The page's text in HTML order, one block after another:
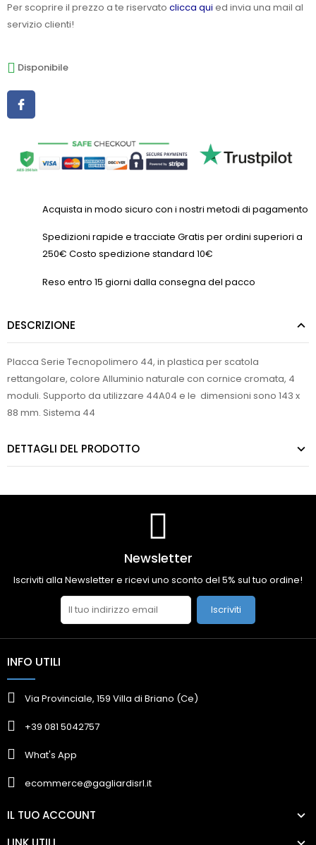
Per scoprire il prezzo a te riservato clicca qui ed invia una mail al
servizio clienti!
Disponibile
Acquista in modo sicuro con i nostri metodi di pagamento
Spedizioni rapide e tracciate Gratis per ordini superiori a
250€ Costo spedizione standard 10€
Reso entro 15 giorni dalla consegna del pacco
DESCRIZIONE
Placca Serie Tecnopolimero 44, in plastica per scatola
rettangolare, colore Alluminio naturale con cornice cromata, 4
moduli. Supporto da utilizzare 44A04 e le dimensioni sono 143 x
88 mm. Sistema 44
DETTAGLI DEL PRODOTTO
Newsletter
Iscriviti alla Newsletter e ricevi uno sconto del 5% sul tuo ordine!
Iscriviti
INFO UTILI
Via Provinciale, 159 Villa di Briano (Ce)
+39 081 5042757
What's App
ecommerce@gagliardisrl.it
IL TUO ACCOUNT